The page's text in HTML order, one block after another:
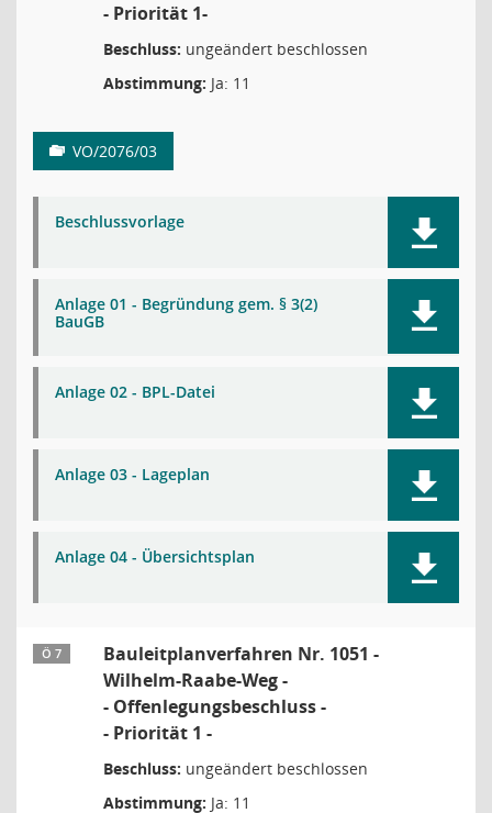
- Priorität 1-
Beschluss: ungeändert beschlossen
Abstimmung: Ja: 11
VO/2076/03
Beschlussvorlage
Anlage 01 - Begründung gem. § 3(2)
BauGB
Anlage 02 - BPL-Datei
Anlage 03 - Lageplan
Anlage 04 - Übersichtsplan
Ö 7
Bauleitplanverfahren Nr. 1051 -
Wilhelm-Raabe-Weg -
- Offenlegungsbeschluss -
- Priorität 1 -
Beschluss: ungeändert beschlossen
Abstimmung: Ja: 11